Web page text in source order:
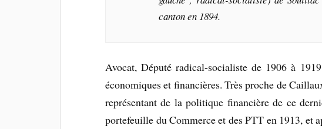
canton en 1894.
Avocat, Député radical-socialiste de 1906 à
économiques et financières. Très proche de
représentant de la politique financière de ce
portefeuille du Commerce et des PTT en 1913, et